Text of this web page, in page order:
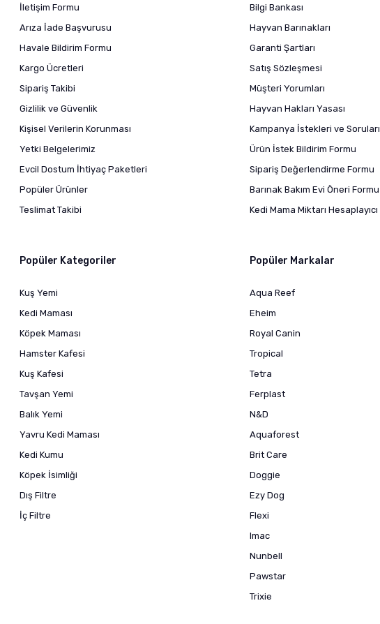
İletişim Formu
Arıza İade Başvurusu
Havale Bildirim Formu
Kargo Ücretleri
Sipariş Takibi
Gizlilik ve Güvenlik
Kişisel Verilerin Korunması
Yetki Belgelerimiz
Evcil Dostum İhtiyaç Paketleri
Popüler Ürünler
Teslimat Takibi
Bilgi Bankası
Hayvan Barınakları
Garanti Şartları
Satış Sözleşmesi
Müşteri Yorumları
Hayvan Hakları Yasası
Kampanya İstekleri ve Soruları
Ürün İstek Bildirim Formu
Sipariş Değerlendirme Formu
Barınak Bakım Evi Öneri Formu
Kedi Mama Miktarı Hesaplayıcı
Popüler Kategoriler
Kuş Yemi
Kedi Maması
Köpek Maması
Hamster Kafesi
Kuş Kafesi
Tavşan Yemi
Balık Yemi
Yavru Kedi Maması
Kedi Kumu
Köpek İsimliği
Dış Filtre
İç Filtre
Popüler Markalar
Aqua Reef
Eheim
Royal Canin
Tropical
Tetra
Ferplast
N&D
Aquaforest
Brit Care
Doggie
Ezy Dog
Flexi
Imac
Nunbell
Pawstar
Trixie